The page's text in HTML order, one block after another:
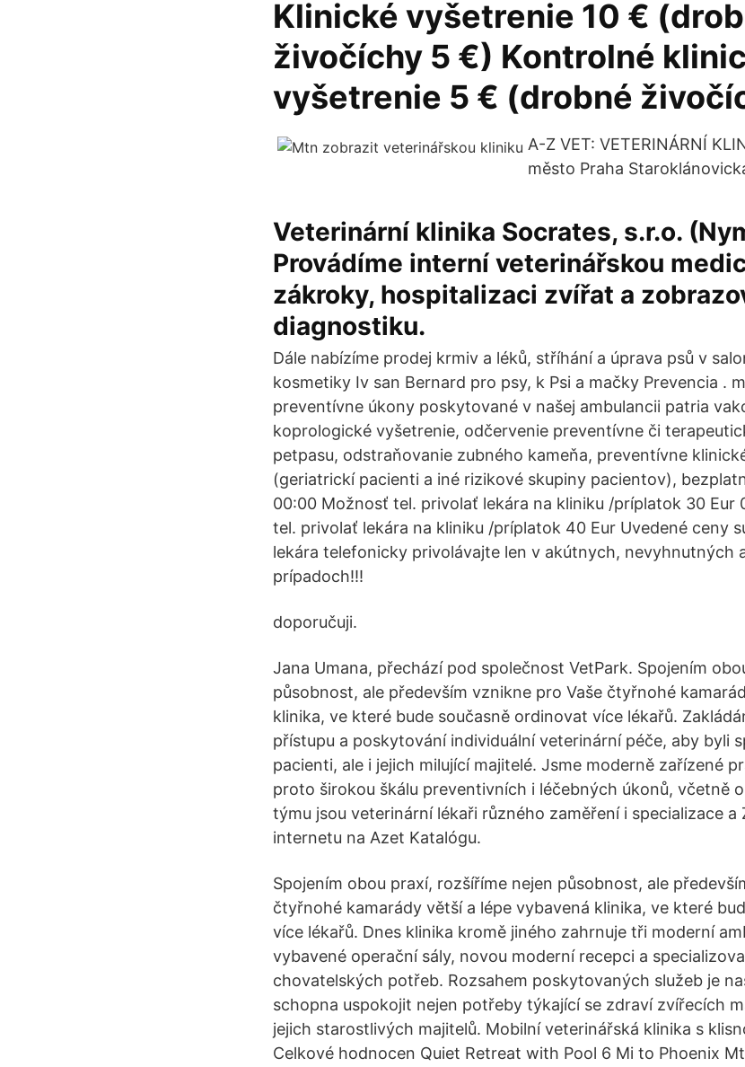
Klinické vyšetrenie 10 €
živočíchy 5 €) Kontrolné
vyšetrenie 5 € (drobné
A-Z VET: VETERINÁRNÍ
město Praha
Veterinární klinika Socrates, s.r.o.
Provádíme interní veterinářskou
zákroky, hospitalizaci zvířat a
diagnostiku.
Dále nabízíme prodej krmiv a léků, stříhání a úprava psů v
kosmetiky Iv san Bernard pro psy, k Psi a mačky Prevencia .
preventívne úkony poskytované v našej ambulancii patria
koprologické vyšetrenie, odčervenie preventívne či
petpasu, odstraňovanie zubného kameňa, preventívne
(geriatrickí pacienti a iné rizikové skupiny pacientov),
00:00 Možnosť tel. privolať lekára na kliniku /príplatok 30 Eur
tel. privolať lekára na kliniku /príplatok 40 Eur Uvedené ceny
lekára telefonicky privolávajte len v akútnych, nevyhnutných
prípadoch!!!
doporučuji.
Jana Umana, přechází pod společnost VetPark. Spojením
působnost, ale především vznikne pro Vaše čtyřnohé
klinika, ve které bude současně ordinovat více lékařů.
přístupu a poskytování individuální veterinární péče, aby byli
pacienti, ale i jejich milující majitelé. Jsme moderně zařízené
proto širokou škálu preventivních i léčebných úkonů, včetně
týmu jsou veterinární lékaři různého zaměření i specializace a
internetu na Azet Katalógu.
Spojením obou praxí, rozšíříme nejen působnost, ale
čtyřnohé kamarády větší a lépe vybavená klinika, ve které
více lékařů. Dnes klinika kromě jiného zahrnuje tři moderní
vybavené operační sály, novou moderní recepci a
chovatelských potřeb. Rozsahem poskytovaných služeb je
schopna uspokojit nejen potřeby týkající se zdraví zvířecích
jejich starostlivých majitelů. Mobilní veterinářská klinika s
Celkové hodnocen Quiet Retreat with Pool 6 Mi to Phoenix